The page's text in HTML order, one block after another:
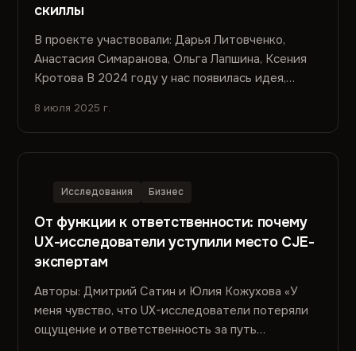
скиллы
В проекте участвовали: Дарья Литовченко,
Анастасия Симаранова, Ольга Лапшина, Ксения
Кротова В 2024 году у нас появилась идея,
8 июля 2025 г.
Исследования Бизнес
От функции к ответственности: почему
UX-исследователи уступили место CJE-
экспертам
Авторы: Дмитрий Сатин и Юлия Кожухова «У
меня чувство, что UX-исследователи потеряли
ощущение и ответственность за путь